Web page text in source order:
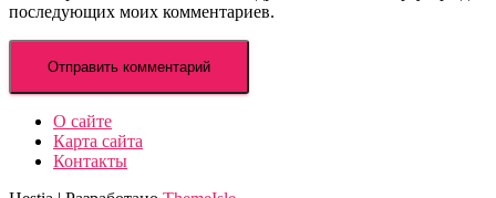
последующих моих комментариев.
О сайте
Карта сайта
Контакты